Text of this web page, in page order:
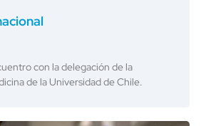
con la delegación de la
de la Universidad de Chile.